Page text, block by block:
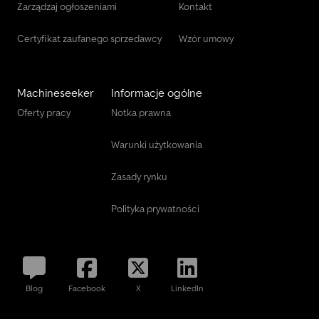
Zarządzaj ogłoszeniami
Certyfikat zaufanego sprzedawcy
Kontakt
Wzór umowy
Machineseeker
Oferty pracy
Informacje ogólne
Notka prawna
Warunki użytkowania
Zasady rynku
Polityka prywatności
Blog Facebook X LinkedIn